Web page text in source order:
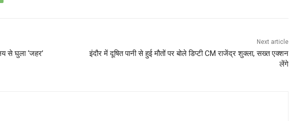
से घुला ‘जहर’
Next article
इंदौर में दूषित पानी से हुई मौतों पर बोले डिप्टी CM राजेंद्र शुक्ला, सख्त एक्शन
लेंगे